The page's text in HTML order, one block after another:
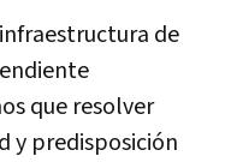
de
que resolver
y predisposición